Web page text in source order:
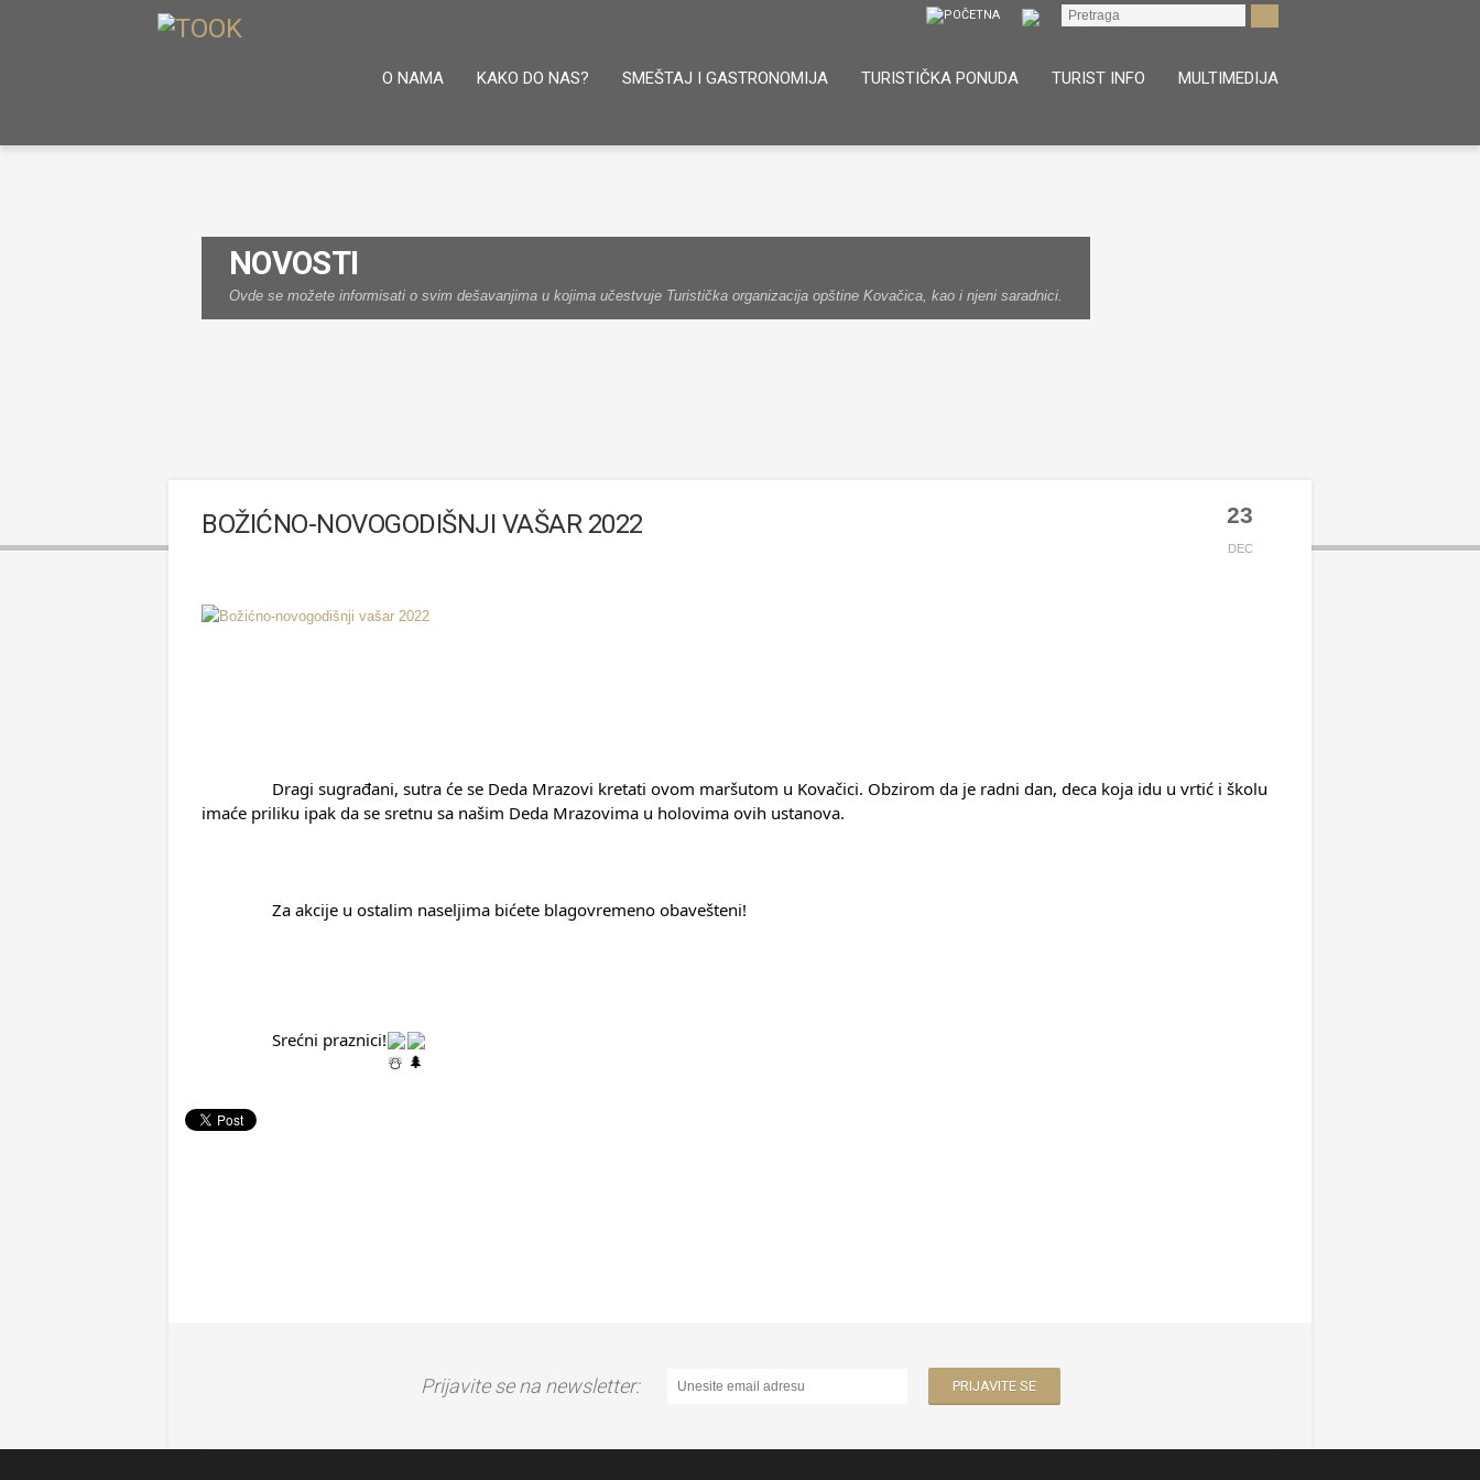
O NAMA KAKO DO NAS? SMEŠTAJ I GASTRONOMIJA TURISTIČKA PONUDA TURIST INFO MULTIMEDIJA
NOVOSTI
Ovde se možete informisati o svim dešavanjima u kojima učestvuje Turistička organizacija opštine Kovačica, kao i njeni saradnici.
BOŽIĆNO-NOVOGODIŠNJI VAŠAR 2022 23
DEC
imaće priliku ipak da se sretnu sa našim Deda Mrazovima u holovima ovih ustanova.
		Za akcije u ostalim naseljima bićete blagovremeno obavešteni!
		Srećni praznici!
Prijavite se na newsletter: